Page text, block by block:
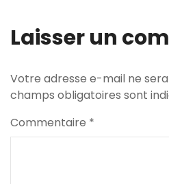
Laisser un
Votre adresse e-mail ne
champs obligatoires sont
Commentaire *